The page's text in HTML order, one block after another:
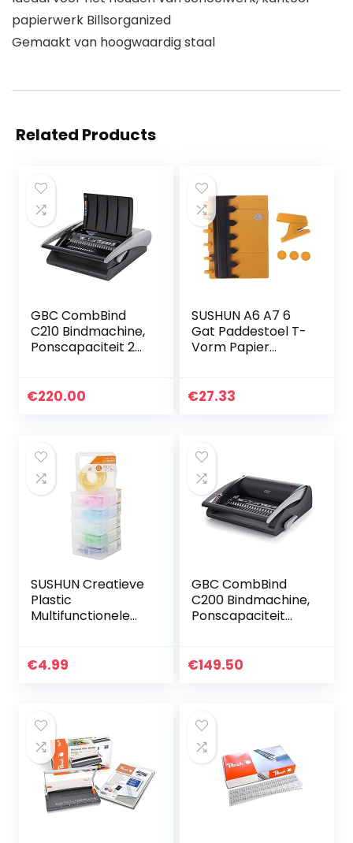
papierwerk Billsorganized
Gemaakt van hoogwaardig staal
Related Products
GBC CombBind
C210 Bindmachine,
Ponscapaciteit 25
Vellen, A4, Zwart,
€220.00
SUSHUN A6 A7 6
Gat Paddestoel T-
Vorm Papier
Scrapbooking
€27.33
SUSHUN Creatieve
Plastic
Multifunctionele
Bindmiddel Hoop
€4.99
GBC CombBind
C200 Bindmachine,
Ponscapaciteit
330 Vellen, Low-
€149.50